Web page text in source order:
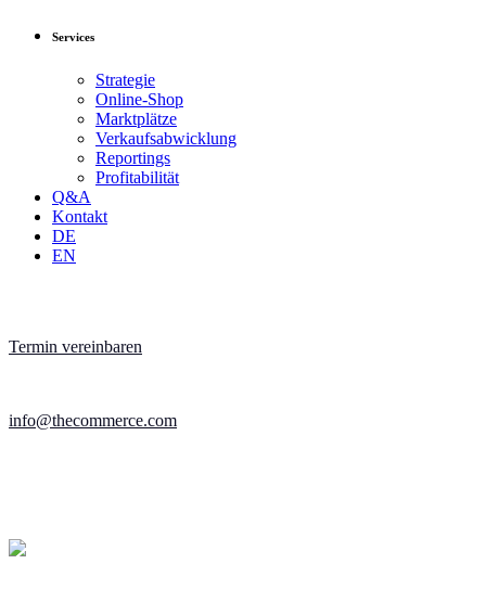
Services
Strategie
Online-Shop
Marktplätze
Verkaufsabwicklung
Reportings
Profitabilität
Q&A
Kontakt
DE
EN
Termin vereinbaren
info@thecommerce.com